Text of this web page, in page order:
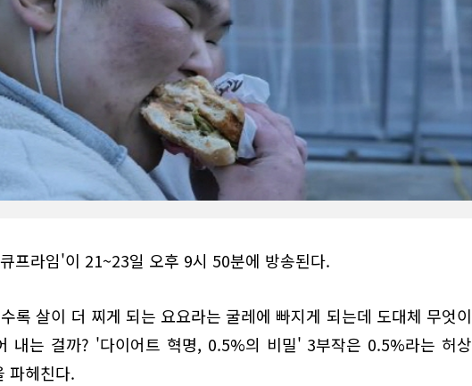
프라임'이 21~23일 오후 9시 50분에 방송된다.
록 살이 더 찌게 되는 요요라는 굴레에 빠지게 되는데 도대체 무엇이
내는 걸까? '다이어트 혁명, 0.5%의 비밀' 3부작은 0.5%라는 허상
파헤친다.